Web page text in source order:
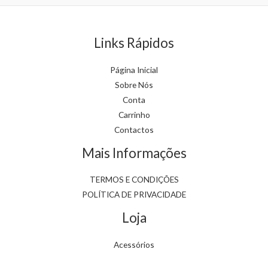
productLinks Rápidos
Página Inicial
Sobre Nós
Conta
Carrinho
Contactos
Mais Informações
TERMOS E CONDIÇÕES
POLÍTICA DE PRIVACIDADE
Loja
Acessórios